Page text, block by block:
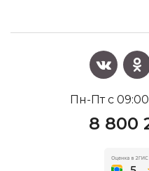
Пн-Пт с
8 800